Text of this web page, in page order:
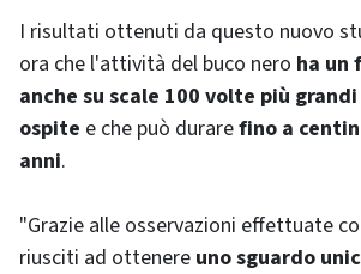
I risultati ottenuti da questo nuovo
ora che l'attività del buco nero ha un
anche su scale 100 volte più
ospite e che può durarefino a
anni.
"Grazie alle osservazioni effettuate
riusciti ad ottenere uno sguardo